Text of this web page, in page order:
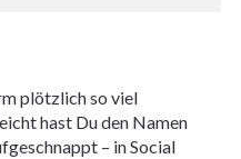
plötzlich so viel
hast Du den Namen
– in Social